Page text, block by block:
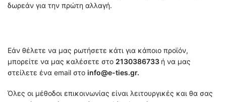
δωρεάν για την πρώτη αλλαγή.
Εάν θέλετε να μας ρωτήσετε κάτι για κάποιο προϊόν,
μπορείτε να μας καλέσετε στο 2130386733 ή να μας
στείλετε ένα email στο info@e-ties.gr.
Όλες οι μέθοδοι επικοινωνίας είναι λειτουργικές και θα σας